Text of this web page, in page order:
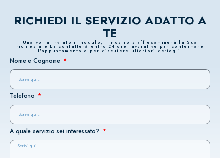
RICHIEDI IL SERVIZIO ADATTO A
TE
Una volta inviato il modulo, il nostro staff esaminerà la Sua
richiesta e La contatterà entro 24 ore lavorative per confermare
l'appuntamento o per discutere ulteriori dettagli.
Nome e Cognome
Telefono
A quale servizio sei interessato?